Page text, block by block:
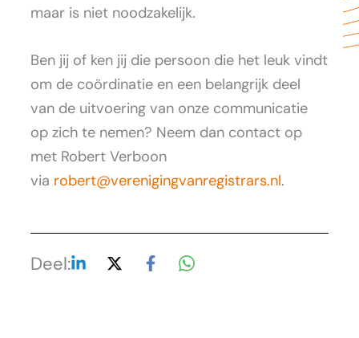
maar is niet noodzakelijk.
Ben jij of ken jij die persoon die het leuk vindt
om de coördinatie en een belangrijk deel
van de uitvoering van onze communicatie
op zich te nemen? Neem dan contact op
met Robert Verboon
via robert@verenigingvanregistrars.nl.
Deel: